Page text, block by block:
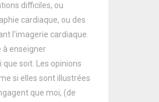
difficiles, ou
cardiaque, ou des
l'imagerie cardiaque.
à enseigner
que soit. Les opinions
si elles sont illustrées
que moi, (de